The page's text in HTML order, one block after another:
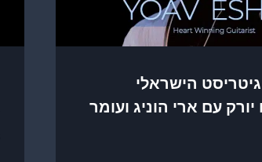
הישראלי
עם ארי הוניג ועומר